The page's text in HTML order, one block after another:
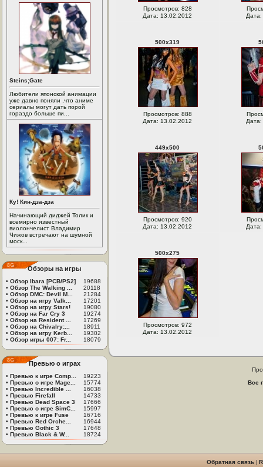
Steins;Gate
Любители японской анимации
уже давно поняли ,что аниме
сериалы могут дать порой
гораздо больше пи...
Ку! Кин-дза-дза
Начинающий диджей Толик и
всемирно известный
виолончелист Владимир
Чижов встречают на шумной
моск...
Обзоры на игры
• Обзор Ibara [PCB/PS2]
19688
• Обзор The Walking ...
20118
• Обзор DMC: Devil M...
21284
• Обзор на игру Valk...
17201
• Обзор на игру Stars!
19080
• Обзор на Far Cry 3
19274
• Обзор на Resident ...
17269
• Обзор на Chivalry:...
18911
• Обзор на игру Kerb...
19302
• Обзор игры 007: Fr... 18079
Превью о играх
• Превью к игре Comp...
19223
• Превью о игре Mage...
15774
• Превью Incredible ...
16038
• Превью Firefall
14733
• Превью Dead Space 3
17666
• Превью о игре SimC...
15997
• Превью к игре Fuse
16716
• Превью Red Orche...
16944
• Превью Gothic 3
17648
• Превью Black & W... 18724
Просмотров: 828
Дата: 13.02.2012
500x319
Просмотров: 888
Дата: 13.02.2012
449x500
Просмотров: 920
Дата: 13.02.2012
500x275
Просмотров: 972
Дата: 13.02.2012
Все
Обратная связь